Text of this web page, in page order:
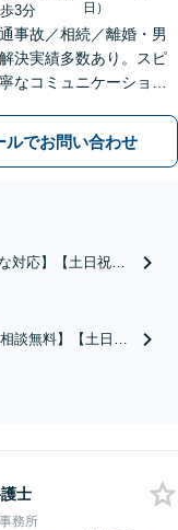
歩3分
日）
事故／相続／離婚・男
決実績多数あり。スピ
なコミュニケーション
】【速やかな対応】
の相談可】
ルでお問い合わせ
対応】【土日祝・
横領など、さまざ
件のご相談を承り
相談無料】【土日
相談ください。丁
て最善の解決を目
。
士
務所